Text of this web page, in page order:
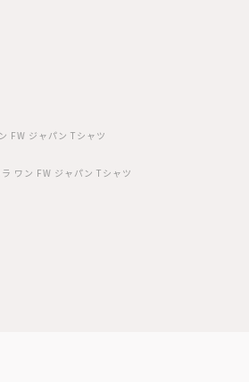
FW ジャパン Tシャツ
ワン FW ジャパン Tシャツ